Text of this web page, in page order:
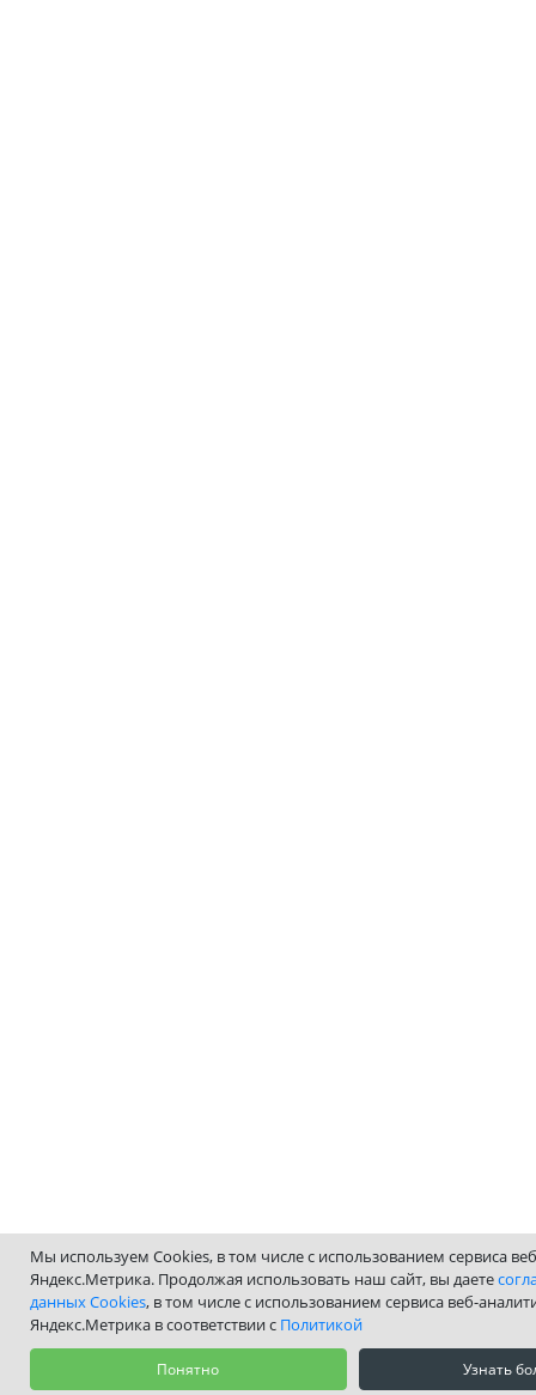
Мы используем Cookies, в том числе с использованием сервиса
Яндекс.Метрика. Продолжая использовать наш сайт, вы даете
данных Cookies, в том числе с использованием сервиса веб-
Яндекс.Метрика в соответствии с Политикой
Понятно Узнать